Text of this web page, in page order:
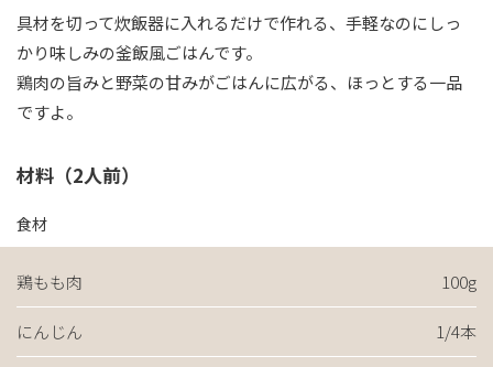
具材を切って炊飯器に入れるだけで作れる、手軽なのにしっ
かり味しみの釜飯風ごはんです。
鶏肉の旨みと野菜の甘みがごはんに広がる、ほっとする一品
ですよ。
材料（2人前）
食材
鶏もも肉 100g
にんじん 1/4本